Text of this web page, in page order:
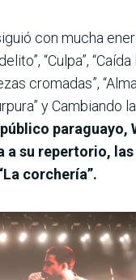
con mucha
“Culpa”, “Caída
cromadas”,
y Cambiando
paraguayo,
a su repertorio,
corchería”.